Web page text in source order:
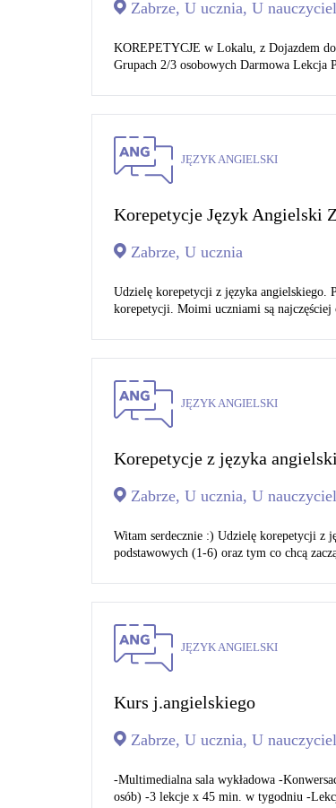
Zabrze, U ucznia, U
KOREPETYCJE w Lokalu, z Dojazdem
Grupach 2/3 osobowych Darmowa Lekcja
JĘZYK ANGIELSKI
Korepetycje Język Angielski
Zabrze, U ucznia
Udzielę korepetycji z języka angielskiego.
korepetycji. Moimi uczniami są najczęściej
JĘZYK ANGIELSKI
Korepetycje z języka
Zabrze, U ucznia, U
Witam serdecznie :) Udzielę korepetycji z
podstawowych (1-6) oraz tym co chcą
JĘZYK ANGIELSKI
Kurs j.angielskiego
Zabrze, U ucznia, U
-Multimedialna sala wykładowa -
osób) -3 lekcje x 45 min. w tygodniu -